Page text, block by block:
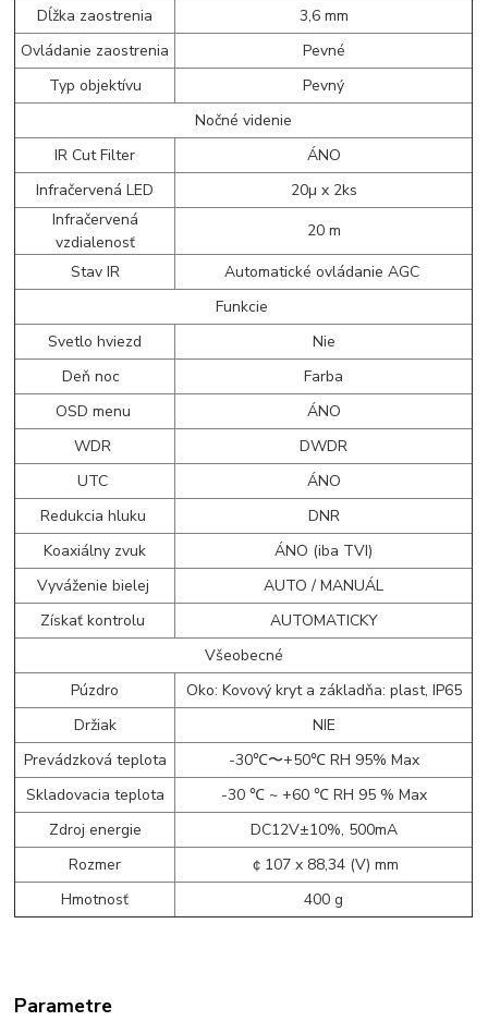
Dĺžka zaostrenia
3,6 mm
Ovládanie zaostrenia
Pevné
Typ objektívu
Pevný
Nočné videnie
IR Cut Filter
ÁNO
Infračervená LED
20µ x 2ks
Infračervená
vzdialenosť
20 m
Stav IR
Automatické ovládanie AGC
Funkcie
Svetlo hviezd
Nie
Deň noc
Farba
OSD menu
ÁNO
WDR
DWDR
UTC
ÁNO
Redukcia hluku
DNR
Koaxiálny zvuk
ÁNO (iba TVI)
Vyváženie bielej
AUTO / MANUÁL
Získať kontrolu
AUTOMATICKY
Všeobecné
Púzdro
Oko: Kovový kryt a základňa: plast, IP65
Držiak
NIE
Prevádzková teplota
-30℃〜+50℃ RH 95% Max
Skladovacia teplota
-30 ℃ ~ +60 ℃ RH 95 % Max
Zdroj energie
DC12V±10%, 500mA
Rozmer
￠107 x 88,34 (V) mm
Hmotnosť
400 g
Parametre